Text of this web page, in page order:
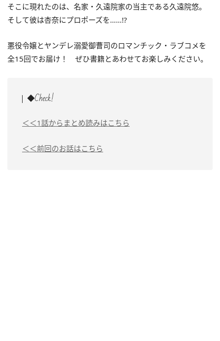
そこに現れたのは、名家・久遠院家の当主である久遠院悠。
そして彼は杏奈にプロポーズを……!?
悪役令嬢とヤンデレ溺愛御曹司のロマンチック・ラブコメを
全15回でお届け！ ぜひ書籍とあわせてお楽しみください。
◆Check!
＜＜1話からまとめ読みはこちら
＜＜前回のお話はこちら